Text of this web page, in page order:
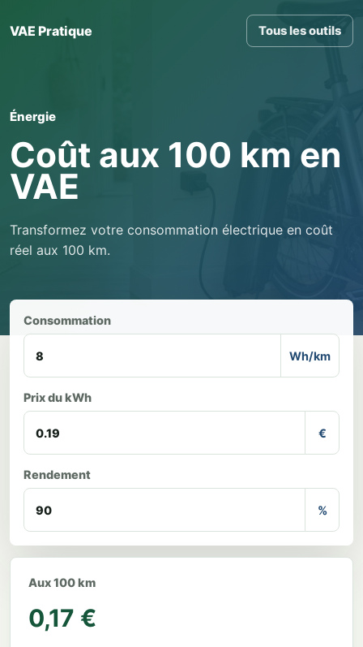
VAE Pratique Tous les outils
Énergie
Coût aux 100 km en
VAE
Transformez votre consommation électrique en coût
réel aux 100 km.
Consommation
Wh/km
Prix du kWh
€
Rendement
%
Aux 100 km
0,17 €